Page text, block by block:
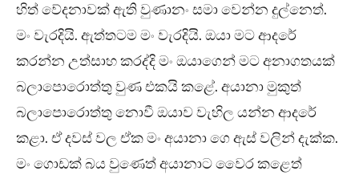
හිත් වේදනාවක් ඇති වුණානං සමා වෙන්න දුල්නෙත්.
මං වැරදියි. ඇත්තටම මං වැරදියි. ඔයා මට ආදරේ
කරන්න උත්සාහ කරද්දි මං ඔයාගෙන් මට අනාගතයක්
බලාපොරොත්තු වුණ එකයි කළේ. අයානා මුකුත්
බලාපොරොත්තු නොවී ඔයාව වැහිල යන්න ආදරේ
කළා. ඒ දවස් වල ඒක මං අයානා ගෙ ඇස් වලින් දැක්ක.
මං ගොඩක් බය වුණෙත් අයානාට වෛර කළෙත්